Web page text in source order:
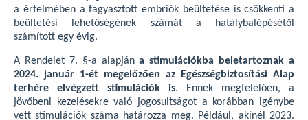
a értelmében a fagyasztott embriók beültetése is csökkenti a
beültetési lehetőségének számát a hatálybalépésétől
számított egy évig.
A Rendelet 7. §-a alapjána stimulációkba beletartoznak a
2024. január 1-ét megelőzően az Egészségbiztosítási Alap
terhére elvégzett stimulációk is. Ennek megfelelően, a
jövőbeni kezelésekre való jogosultságot a korábban igénybe
vett stimulációk száma határozza meg. Például, akinél 2023.